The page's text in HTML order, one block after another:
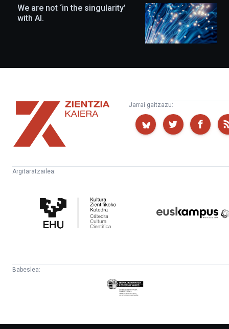
We are not ‘in the singularity’
with AI.
Zientzia
Kaiera
Jarrai gaitzazu:
Argitaratzailea:
Zientifikoko
Katedra
Babeslea:
Eusko
Jaurlaritza